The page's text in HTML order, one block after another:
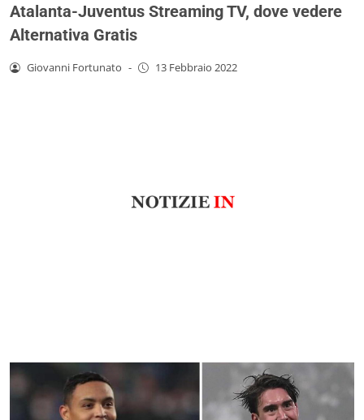
Atalanta-Juventus Streaming TV, dove vedere
Alternativa Gratis
Giovanni Fortunato - 13 Febbraio 2022